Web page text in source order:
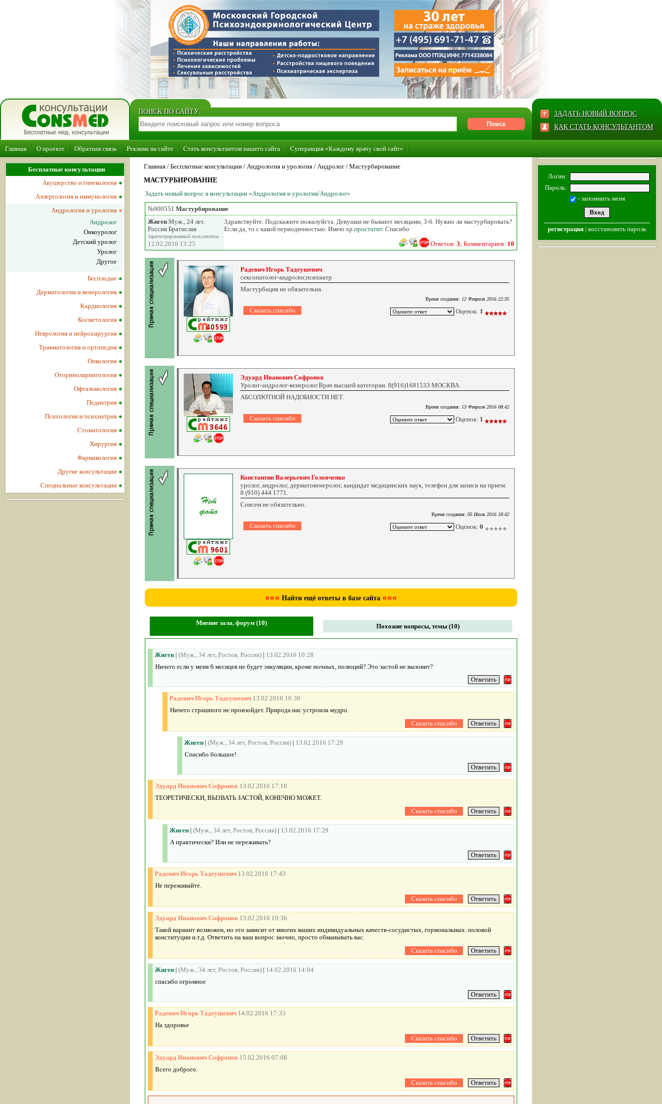
ПОИСК ПО САЙТУ:
ЗАДАТЬ НОВЫЙ ВОПРОС
КАК СТАТЬ КОНСУЛЬТАНТОМ
Главная О проекте Обратная связь Реклама на сайте Стать консультантом нашего сайта Суперакция «Каждому врачу свой сайт»
Главная / Бесплатные консультации / Андрология и урология / Андролог / Мастурбирование
МАСТУРБИРОВАНИЕ
Задать новый вопрос в консультации «Андрология и урология/Андролог»
№900551 Мастурбирование
Жиген Муж., 24 лет.
Россия Братислав
Зарегистрированный пользователь
12.02.2016 13:25
Здравствуйте. Подскажите пожалуйста. Девушки не бывают месяцами, 3-6. Нужно ли мастурбировать?
Если да, то с какой периодичностью. Имею хр.простатит. Спасибо
Ответов: 3; Комментариев: 10
Радевич Игорь Тадеушевич
сексопатолог-андролог,психиатр
Мастурбация не обязательна.
Время создания: 12 Февраля 2016 22:35
Оценок: 1
Эдуард Иванович Софронов
Уролог-андролог-венеролог.Врач высшей категории. 8(916)1681533 МОСКВА.
АБСОЛЮТНОЙ НАДОБНОСТИ НЕТ.
Время создания: 13 Февраля 2016 08:42
Оценок: 1
Константин Валерьевич Головченко
уролог, андролог, дерматовенеролог, кандидат медицинских наук, телефон для записи на прием:
8 (910) 444 1771.
Совсем не обязательно.
Время создания: 05 Июля 2016 18:42
Оценок: 0
»»» Найти ещё ответы в базе сайта «««
Мнение зала, форум (10) Похожие вопросы, темы (10)
Жиген | (Муж., 34 лет, Ростов, Россия) | 13.02.2016 10:28
Ничего если у меня 6 месяцев не будет эякуляции, кроме ночных, полюций? Это застой не вызовит?
Радевич Игорь Тадеушевич 13.02.2016 10:30
Ничего страшного не произойдет. Природа нас устроила мудро.
Жиген | (Муж., 34 лет, Ростов, Россия) | 13.02.2016 17:29
Спасибо большое!
Эдуард Иванович Софронов 13.02.2016 17:18
ТЕОРЕТИЧЕСКИ, ВЫЗВАТЬ ЗАСТОЙ, КОНЕЧНО МОЖЕТ.
Жиген | (Муж., 34 лет, Ростов, Россия) | 13.02.2016 17:29
А практически? Или не переживать?
Радевич Игорь Тадеушевич 13.02.2016 17:43
Не переживайте.
Эдуард Иванович Софронов 13.02.2016 19:36
Такой вариант возможен, но это зависит от многих ваших индивидуальных качеств-сосудистых, гормональных. половой
конституции и.т.д. Ответить на ваш вопрос заочно, просто обманывать вас.
Жиген | (Муж., 34 лет, Ростов, Россия) | 14.02.2016 14:04
спасибо огромное
Радевич Игорь Тадеушевич 14.02.2016 17:33
На здоровье
Эдуард Иванович Софронов 15.02.2016 07:08
Всего доброго.
Бесплатные консультации
Акушерство и гинекология
Аллергология и иммунология
Андрология и урология
Андролог
Онкоуролог
Детский уролог
Уролог
Другое
Бесплодие
Дерматология и венерология
Кардиология
Косметология
Неврология и нейрохирургия
Травматология и ортопедия
Онкология
Оториноларингология
Офтальмология
Педиатрия
Психология и психиатрия
Стоматология
Хирургия
Фармакология
Другие консультации
Специальные консультации
Логин:
Пароль:
- запомнить меня
регистрация | восстановить пароль